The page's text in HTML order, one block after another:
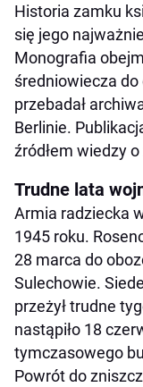
Historia zamku
się jego
Monografia
średniowiecza do
przebadał
Berlinie.
źródłem wiedzy
Trudne lata
Armia radziecka
1945 roku.
28 marca do
Sulechowie.
przeżył trudne
nastąpiło 18
tymczasowego
Powrót do